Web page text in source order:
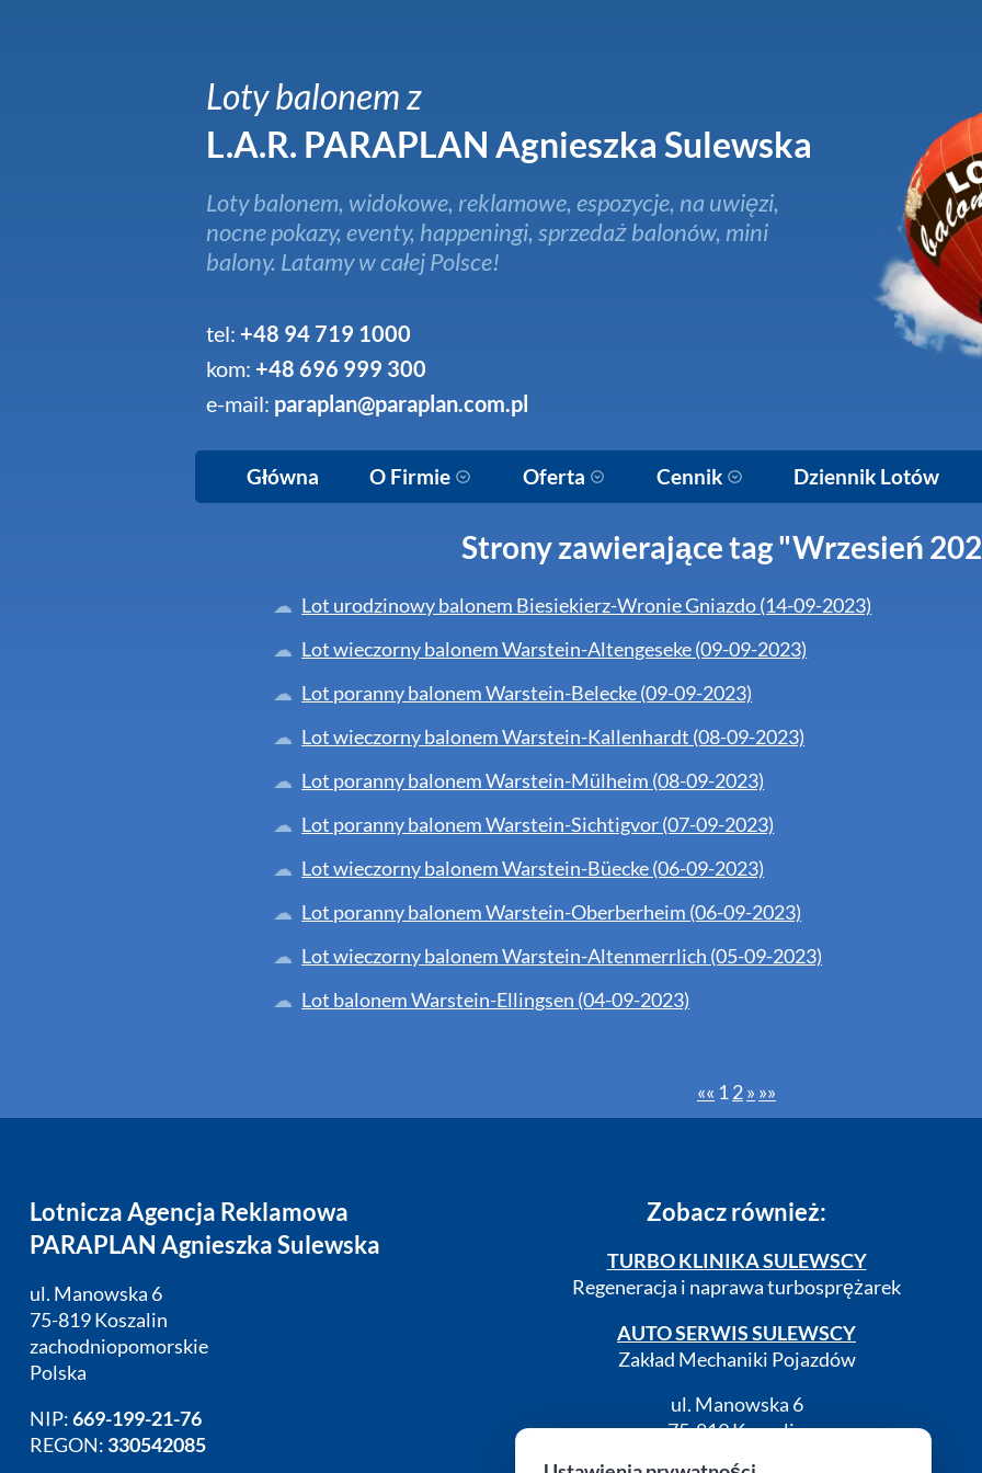
Loty balonem z
L.A.R. PARAPLAN Agnieszka Sulewska
Loty balonem, widokowe, reklamowe, espozycje, na uwięzi,
nocne pokazy, eventy, happeningi, sprzedaż balonów, mini
balony. Latamy w całej Polsce!
tel: +48 94 719 1000
kom: +48 696 999 300
e-mail: paraplan@paraplan.com.pl
Główna O Firmie Oferta Cennik Dziennik Lotów
Strony zawierające tag "Wrzesień
Lot urodzinowy balonem Biesiekierz-Wronie Gniazdo (14-09-2023)
Lot wieczorny balonem Warstein-Altengeseke (09-09-2023)
Lot poranny balonem Warstein-Belecke (09-09-2023)
Lot wieczorny balonem Warstein-Kallenhardt (08-09-2023)
Lot poranny balonem Warstein-Mülheim (08-09-2023)
Lot poranny balonem Warstein-Sichtigvor (07-09-2023)
Lot wieczorny balonem Warstein-Büecke (06-09-2023)
Lot poranny balonem Warstein-Oberberheim (06-09-2023)
Lot wieczorny balonem Warstein-Altenmerrlich (05-09-2023)
Lot balonem Warstein-Ellingsen (04-09-2023)
«« 1 2» »»
Lotnicza Agencja Reklamowa
PARAPLAN Agnieszka Sulewska
ul. Manowska 6
75-819 Koszalin
zachodniopomorskie
Polska
NIP:669-199-21-76
REGON: 330542085
Zobacz również:
TURBO KLINIKA SULEWSCY
Regeneracja i naprawa turbosprężarek
AUTO SERWIS SULEWSCY
Zakład Mechaniki Pojazdów
ul. Manowska 6
75-819 Koszalin